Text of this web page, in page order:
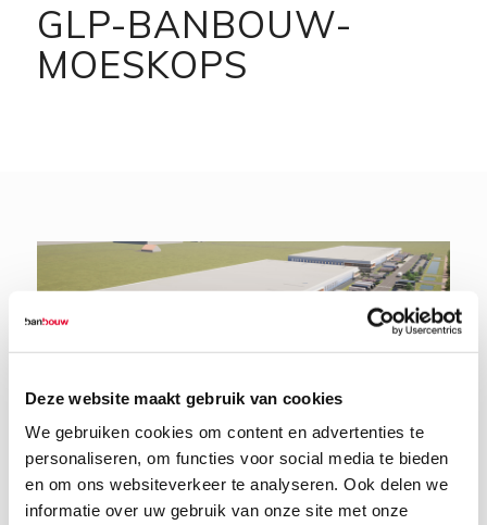
Deze website maakt gebruik van cookies
We gebruiken cookies om content en advertenties te
personaliseren, om functies voor social media te bieden
en om ons websiteverkeer te analyseren. Ook delen we
informatie over uw gebruik van onze site met onze
GLP-BANBOUW-
MOESKOPS